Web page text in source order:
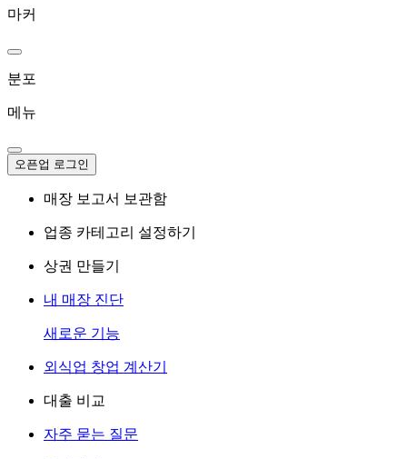
마커
분포
메뉴
오픈업 로그인
매장 보고서 보관함
업종 카테고리 설정하기
상권 만들기
내 매장 진단
새로운 기능
외식업 창업 계산기
대출 비교
자주 묻는 질문